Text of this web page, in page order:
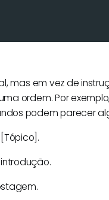
mas em vez de
ordem. Por
podem parecer